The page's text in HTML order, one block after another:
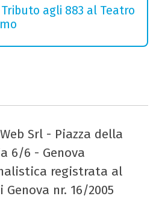
agli 883 al Teatro
Srl - Piazza della
6/6 - Genova
registrata al
nr. 16/2005